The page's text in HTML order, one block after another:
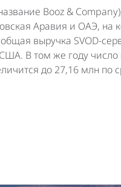
Booz &
Аравия и ОАЭ,
выручка SVOD-
В том же году
до 27,16 млн по